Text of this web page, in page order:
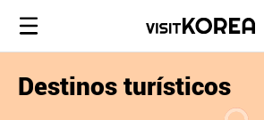
Destinos turísticos